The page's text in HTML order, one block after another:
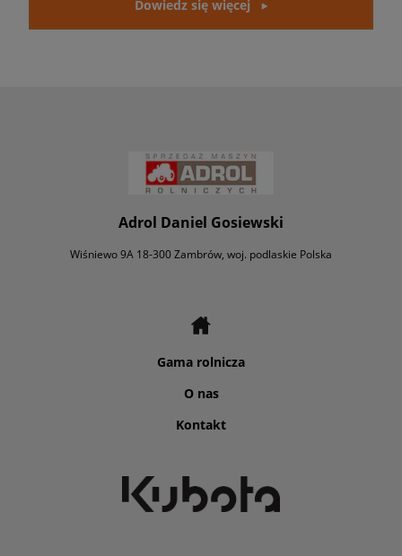
Dowiedz się więcej
Adrol Daniel Gosiewski
Wiśniewo 9A 18-300 Zambrów, woj. podlaskie Polska
Gama rolnicza
O nas
Kontakt